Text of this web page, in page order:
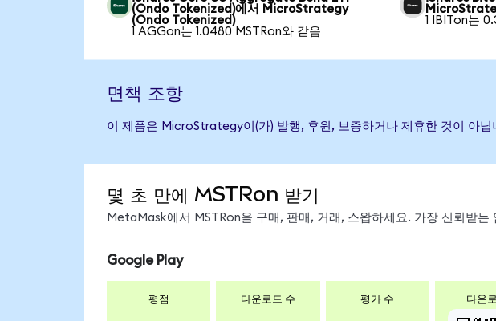
(Ondo Tokenized)에서 MicroStrategy
(Ondo Tokenized)
1 AGGon는 1.0480 MSTRon와 같음
1 IBITon는
면책 조항
이 제품은 MicroStrategy이(가) 발행, 후원, 보증하거나 제휴한 것이 아
몇 초 만에 MSTRon 받기
MetaMask에서 MSTRon을 구매, 판매, 거래, 스왑하세요. 가장 신뢰받는
Google Play
평점 다운로드 수 평가 수 다운